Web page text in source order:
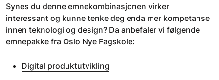
Synes du denne emnekombinasjonen virker
interessant og kunne tenke deg enda mer kompetanse
innen teknologi og design? Da anbefaler vi følgende
emnepakke fra Oslo Nye Fagskole:
Digital produktutvikling